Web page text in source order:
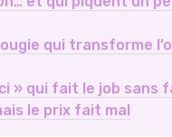
qui transforme
» qui fait le job sans
le prix fait mal